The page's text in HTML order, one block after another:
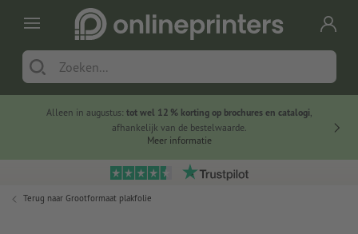
Alleen in augustus: tot wel 12 % korting op brochures en catalogi,
afhankelijk van de bestelwaarde.
Meer informatie
Terug naar Grootformaat plakfolie